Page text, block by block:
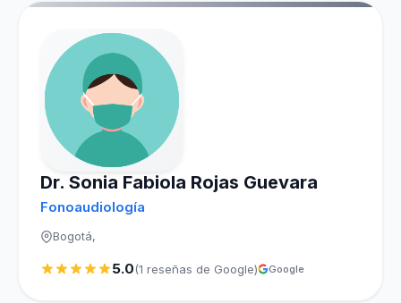
Dr. Sonia Fabiola Rojas Guevara
Fonoaudiología
Bogotá,
5.0(1 reseñas de Google) Google